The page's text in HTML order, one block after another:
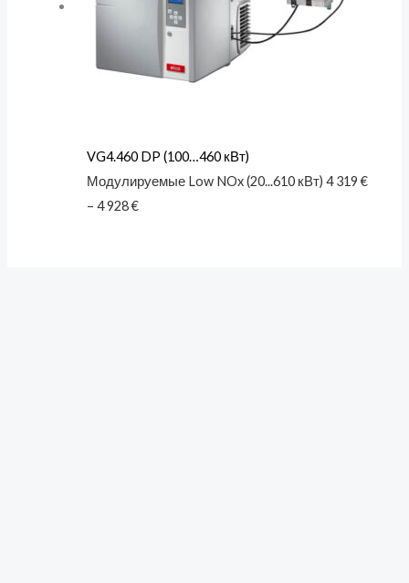
VG4.460 DP (100…460 кВт)
Модулируемые Low NOx (20...610 кВт)4 319€
– 4 928€